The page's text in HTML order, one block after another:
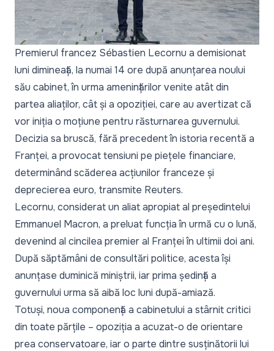
Premierul francez Sébastien Lecornu a demisionat
luni dimineață, la numai 14 ore după anunțarea noului
său cabinet, în urma amenințărilor venite atât din
partea aliaților, cât și a opoziției, care au avertizat că
vor iniția o moțiune pentru răsturnarea guvernului.
Decizia sa bruscă, fără precedent în istoria recentă a
Franței, a provocat tensiuni pe piețele financiare,
determinând scăderea acțiunilor franceze și
deprecierea euro, transmite Reuters.
Lecornu, considerat un aliat apropiat al președintelui
Emmanuel Macron, a preluat funcția în urmă cu o lună,
devenind al cincilea premier al Franței în ultimii doi ani.
După săptămâni de consultări politice, acesta își
anunțase duminică miniștrii, iar prima ședință a
guvernului urma să aibă loc luni după-amiază.
Totuși, noua componență a cabinetului a stârnit critici
din toate părțile – opoziția a acuzat-o de orientare
prea conservatoare, iar o parte dintre susținătorii lui